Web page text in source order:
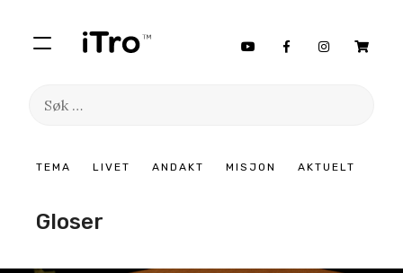
TEMA LIVET ANDAKT MISJON AKTUELT
Søk
Gloser